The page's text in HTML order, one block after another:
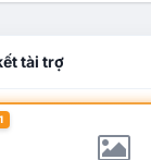
tài trợ